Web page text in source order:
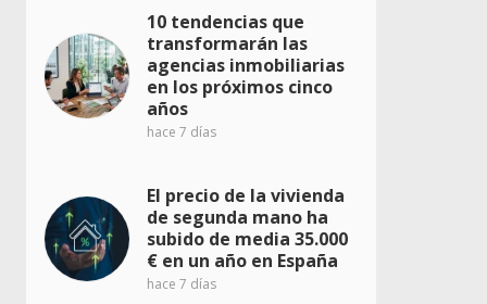
10 tendencias que
transformarán las
agencias inmobiliarias
en los próximos cinco
años
hace 7 días
El precio de la vivienda
de segunda mano ha
subido de media 35.000
€ en un año en España
hace 7 días